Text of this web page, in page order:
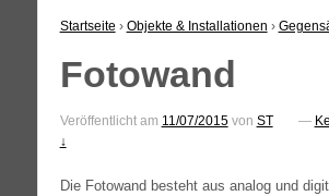
Startseite › Objekte & Installationen ›
Fotowand
Veröffentlicht am 11/07/2015von ST —
↓
Die Foto­wand besteht aus ana­log und